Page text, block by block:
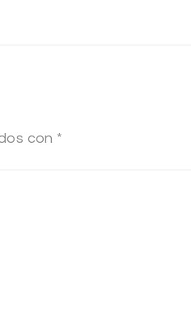
con *